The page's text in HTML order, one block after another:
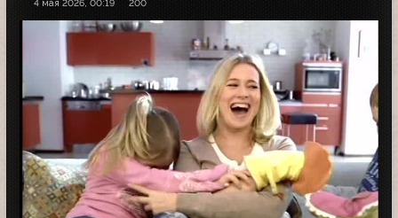
4 мая 2026, 00:19 200